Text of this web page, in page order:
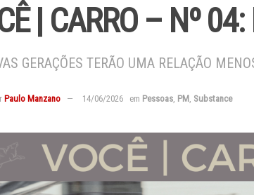
| CARRO – Nº
GERAÇÕES TERÃO UMA RELAÇÃO
Paulo Manzano 14/06/2026 em Pessoas, PM , Substance